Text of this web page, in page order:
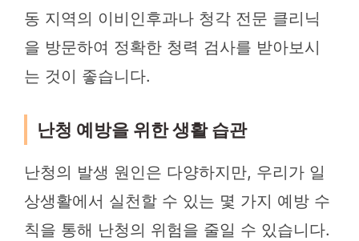
동 지역의 이비인후과나 청각 전문 클리닉
을 방문하여 정확한 청력 검사를 받아보시
는 것이 좋습니다.
난청 예방을 위한 생활 습관
난청의 발생 원인은 다양하지만, 우리가 일
상생활에서 실천할 수 있는 몇 가지 예방 수
칙을 통해 난청의 위험을 줄일 수 있습니다.